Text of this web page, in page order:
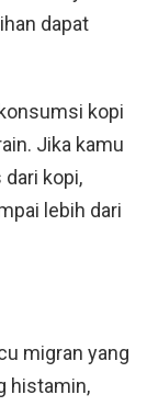
dapat
kopi
Jika kamu
kopi,
lebih dari
migran yang
histamin,